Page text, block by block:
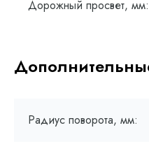
Дорожный просвет, мм:
Радиус поворота, мм: